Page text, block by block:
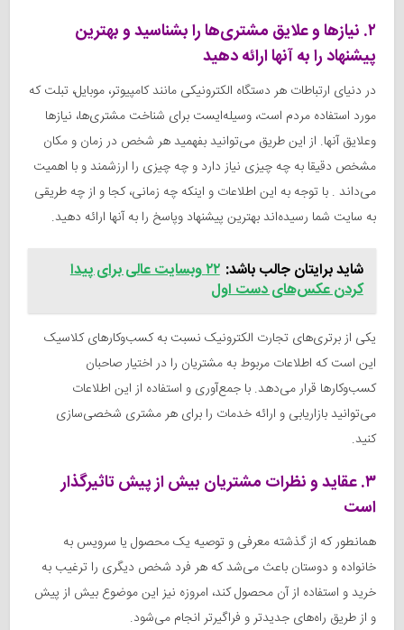
۲. نیازها و علایق مشتری‌ها را بشناسید و بهترین
پیشنهاد را به آنها ارائه دهید
در دنیای ارتباطات هر دستگاه الکترونیکی مانند کامپیوتر، موبایل، تبلت که
مورد استفاده مردم است، وسیله‌ایست برای شناخت مشتری‌ها، نیازها
وعلایق آنها. از این طریق می‌توانید بفهمید هر شخص در زمان و مکان
مشخص دقیقا به چه چیزی نیاز دارد و چه چیزی را ارزشمند و با اهمیت
می‌داند . با توجه به این اطلاعات و اینکه چه زمانی، کجا و از چه طریقی
به سایت شما رسیده‌اند بهترین پیشنهاد وپاسخ را به آنها ارائه دهید.
شاید برایتان جالب باشد:
۲۲ وبسایت عالی برای پیدا
کردن عکس‌های دست اول
یکی از برتری‌های تجارت الکترونیک نسبت به کسب‌وکارهای کلاسیک
این است که اطلاعات مربوط به مشتریان را در اختیار صاحبان
کسب‌وکارها قرار می‌دهد. با جمع‌آوری و استفاده از این اطلاعات
می‌توانید بازاریابی و ارائه خدمات را برای هر مشتری شخصی‌سازی
کنید.
۳. عقاید و نظرات مشتریان بیش‌ از پیش تاثیرگذار
است
همانطور که از گذشته معرفی و توصیه یک محصول یا سرویس‌ به
خانواده و دوستان باعث می‌شد که هر فرد شخص دیگری را ترغیب به
خرید و استفاده از آن محصول کند، امروزه نیز این موضوع بیش‌ از پیش
و از طریق راه‌های جدیدتر و فراگیرتر انجام می‌شود.